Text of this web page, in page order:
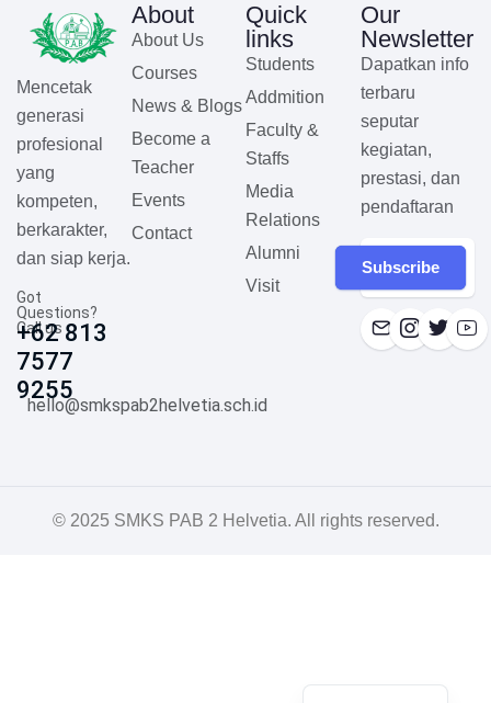
Mencetak
generasi
profesional
yang
kompeten,
berkarakter,
dan siap kerja.
Got
Questions?
Call us
+62 813
7577
9255
hello@smkspab2helvetia.sch.id
About
About Us
Courses
News & Blogs
Become a
Teacher
Events
Contact
Quick
links
Students
Addmition
Faculty &
Staffs
Media
Relations
Alumni
Visit
Our
Newsletter
Dapatkan info
terbaru
seputar
kegiatan,
prestasi, dan
pendaftaran
Subscribe
© 2025 SMKS PAB 2 Helvetia. All rights reserved.